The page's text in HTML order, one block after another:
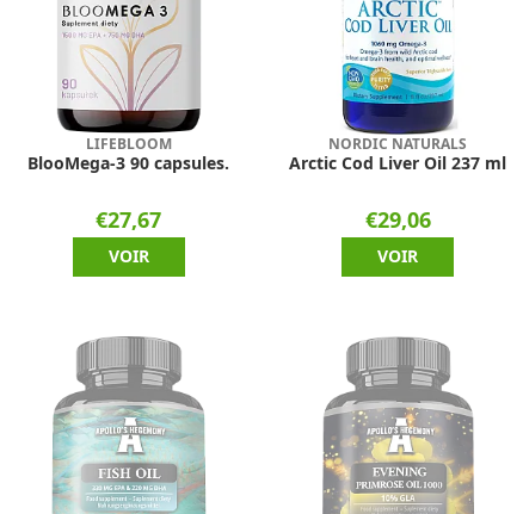
LIFEBLOOM
BlooMega-3 90 capsules.
€27,67
VOIR
NORDIC NATURALS
Arctic Cod Liver Oil 237 ml
€29,06
VOIR